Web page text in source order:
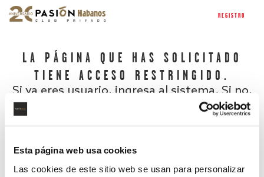
Esta página web usa cookies
Las cookies de este sitio web se usan para personalizar
REGISTRO
LA PÁGINA QUE HAS SOLICITADO
TIENE ACCESO RESTRINGIDO.
Si ya eres usuario, ingresa al sistema. Si no,